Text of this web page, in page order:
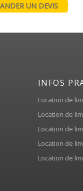
UN DEVIS
INFOS
Location de
Location de
Location de
Location de
Location de